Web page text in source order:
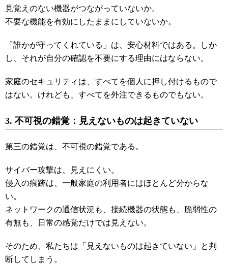
見覚えのない機器がつながっていないか。
不要な機能を有効にしたままにしていないか。
「誰かが守ってくれている」は、安心材料ではある。しか
し、それが自分の確認を不要にする理由にはならない。
家庭のセキュリティは、すべてを個人に押し付けるもので
はない。けれども、すべてを外注できるものでもない。
3. 不可視の錯覚：見えないものは起きていない
第三の錯覚は、不可視の錯覚である。
サイバー攻撃は、見えにくい。
侵入の痕跡は、一般家庭の利用者にはほとんど分からな
い。
ネットワークの通信状況も、接続機器の状態も、脆弱性の
有無も、日常の感覚だけでは見えない。
そのため、私たちは「見えないものは起きていない」と判
断してしまう。